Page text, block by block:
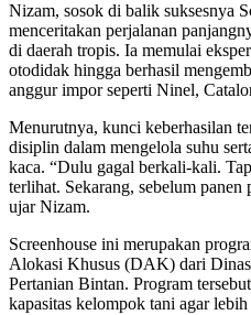
Nizam, sosok di balik suksesnya
menceritakan perjalanan
di daerah tropis. Ia memulai
otodidak hingga berhasil
anggur impor seperti Ninel,
Menurutnya, kunci keberhasilan
disiplin dalam mengelola suhu
kaca. “Dulu gagal berkali-kali.
terlihat. Sekarang, sebelum panen
ujar Nizam.
Screenhouse ini merupakan
Alokasi Khusus (DAK) dari Dinas
Pertanian Bintan. Program
kapasitas kelompok tani agar